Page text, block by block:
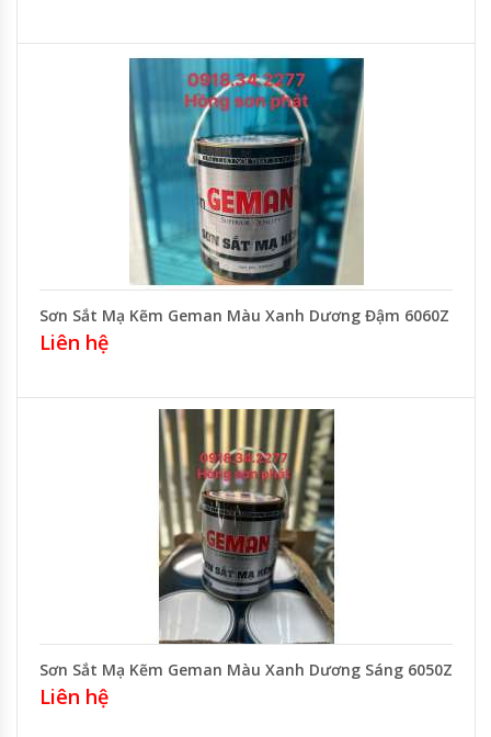
Sơn Sắt Mạ Kẽm Geman Màu Xanh Dương Đậm 6060Z
Liên hệ
Sơn Sắt Mạ Kẽm Geman Màu Xanh Dương Sáng 6050Z
Liên hệ